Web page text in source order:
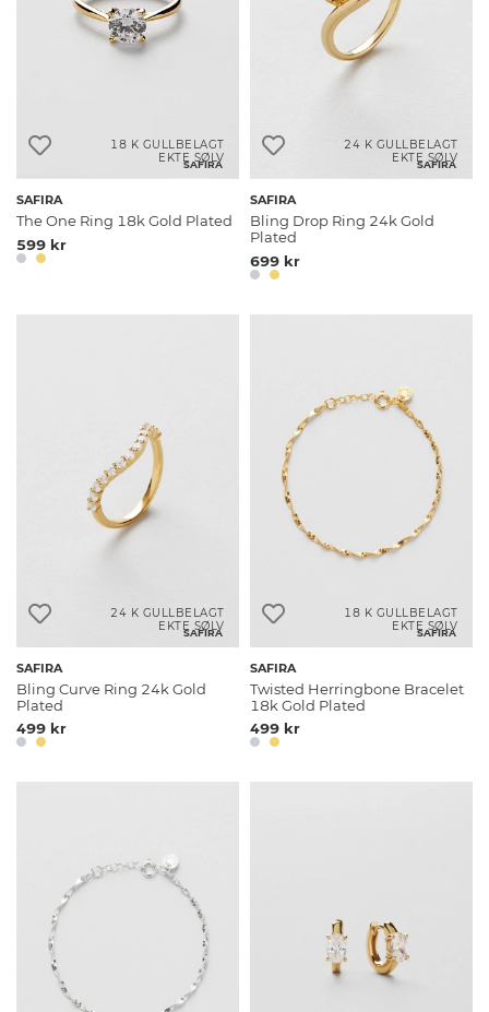
SAFIRA
18 K GULLBELAGT
EKTE SØLV
SAFIRA
The One Ring 18k Gold Plated
599 kr
SAFIRA
24 K GULLBELAGT
EKTE SØLV
SAFIRA
Bling Drop Ring 24k Gold
Plated
699 kr
SAFIRA
24 K GULLBELAGT
EKTE SØLV
SAFIRA
Bling Curve Ring 24k Gold
Plated
499 kr
SAFIRA
18 K GULLBELAGT
EKTE SØLV
SAFIRA
Twisted Herringbone Bracelet
18k Gold Plated
499 kr